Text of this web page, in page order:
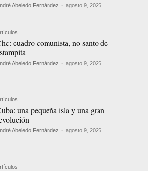
Abeledo Fernández - agosto 9, 2026
cuadro comunista, no santo de
Abeledo Fernández - agosto 9, 2026
una pequeña isla y una gran
Abeledo Fernández - agosto 9, 2026